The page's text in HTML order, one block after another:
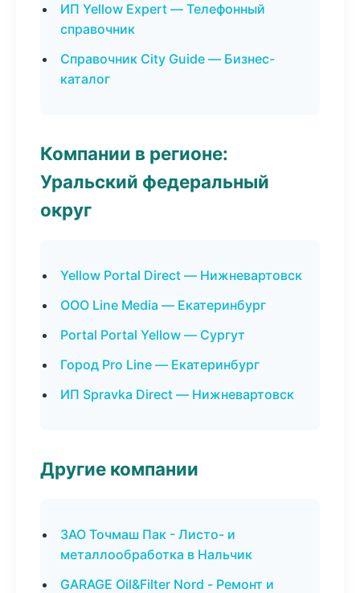
ИП Yellow Expert — Телефонный
справочник
Справочник City Guide — Бизнес-
каталог
Компании в регионе:
Уральский федеральный
округ
Yellow Portal Direct — Нижневартовск
ООО Line Media — Екатеринбург
Portal Portal Yellow — Сургут
Город Pro Line — Екатеринбург
ИП Spravka Direct — Нижневартовск
Другие компании
ЗАО Точмаш Пак - Листо- и
металлообработка в Нальчик
GARAGE Oil&Filter Nord - Ремонт и